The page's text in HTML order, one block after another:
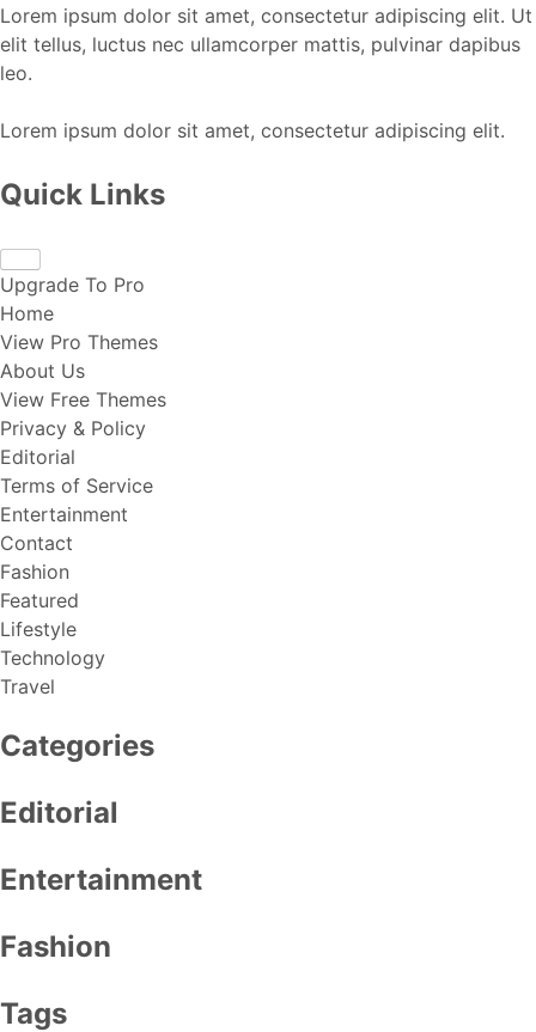
Lorem ipsum dolor sit amet, consectetur adipiscing elit. Ut
elit tellus, luctus nec ullamcorper mattis, pulvinar dapibus
leo.
Lorem ipsum dolor sit amet, consectetur adipiscing elit.
Quick Links
Upgrade To Pro
Home
View Pro Themes
About Us
View Free Themes
Privacy & Policy
Editorial
Terms of Service
Entertainment
Contact
Fashion
Featured
Lifestyle
Technology
Travel
Categories
Editorial
Entertainment
Fashion
Tags